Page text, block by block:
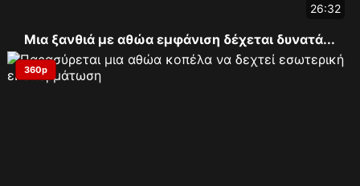
26:32
Μια ξανθιά με αθώα εμφάνιση δέχεται δυνατά...
360p